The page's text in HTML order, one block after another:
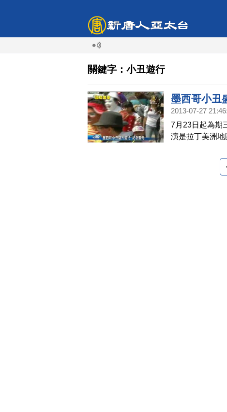
關鍵字：小丑遊行
墨西哥小丑
2013-07-27
7月23日起為期
演是拉丁美洲
只賣笑，而是